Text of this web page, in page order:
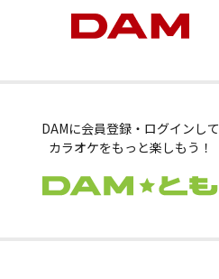
DAMに会員登録・ログインして
カラオケをもっと楽しもう！